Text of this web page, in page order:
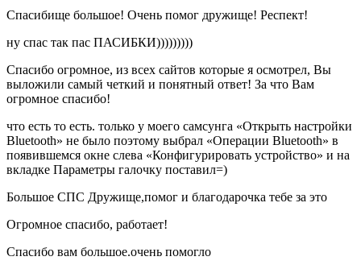
Спасибище большое! Очень помог дружище! Респект!
ну спас так пас ПАСИБКИ)))))))))
Спасибо огромное, из всех сайтов которые я осмотрел, Вы
выложили самый четкий и понятный ответ! За что Вам
огромное спасибо!
что есть то есть. только у моего самсунга «Открыть настройки
Bluetooth» не было поэтому выбрал «Операции Bluetooth» в
появившемся окне слева «Конфигурировать устройство» и на
вкладке Параметры галочку поставил=)
Большое СПС Дружище,помог и благодарочка тебе за это
Огромное спасибо, работает!
Спасибо вам большое.очень помогло